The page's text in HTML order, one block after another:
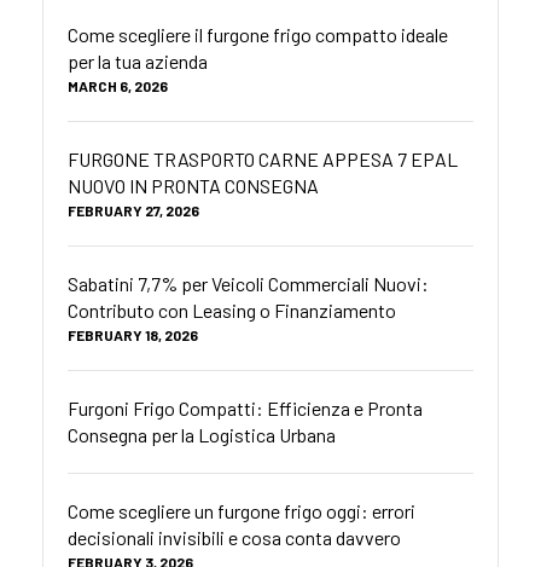
Come scegliere il furgone frigo compatto ideale
per la tua azienda
MARCH 6, 2026
FURGONE TRASPORTO CARNE APPESA 7 EPAL
NUOVO IN PRONTA CONSEGNA
FEBRUARY 27, 2026
Sabatini 7,7% per Veicoli Commerciali Nuovi:
Contributo con Leasing o Finanziamento
FEBRUARY 18, 2026
Furgoni Frigo Compatti: Efficienza e Pronta
Consegna per la Logistica Urbana
Come scegliere un furgone frigo oggi: errori
decisionali invisibili e cosa conta davvero
FEBRUARY 3, 2026